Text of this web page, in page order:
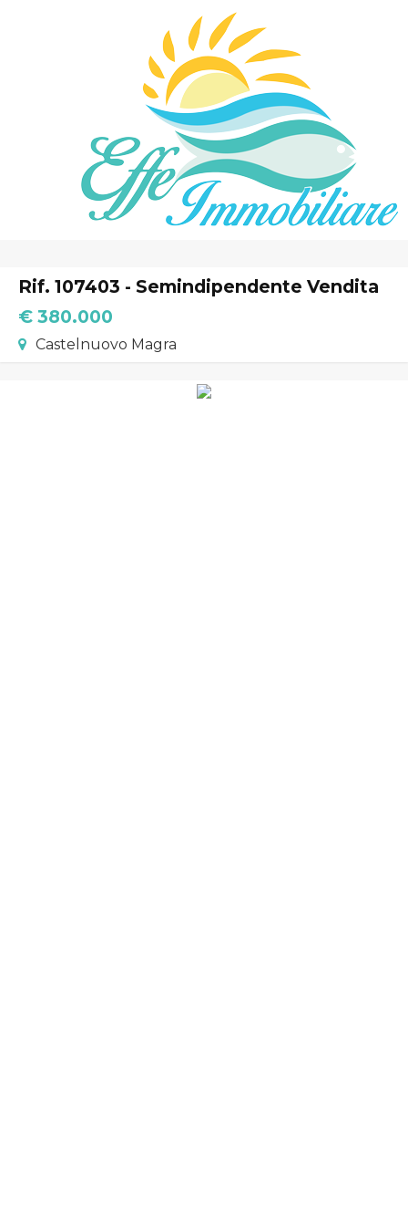
Immobili In Vendita
Lascia Una Richiesta
Contatti
Rif. 107403 - Semindipendente Vendita
€ 380.000
Castelnuovo Magra